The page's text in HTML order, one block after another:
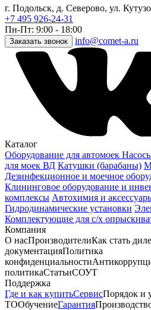
г. Подольск, д. Северово, ул.
+7 495 926-24-31
Пн-Пт: 9:00 - 18:00
Заказать звонок info@comet-a.ru
Каталог
Оборудование для автомоек
для моек ВД Катушки (барабаны)
Дезинфекционное и моечное
Клининговое оборудование и
комплексы Автохимия и
Гидродинамические установки
Комплектующие для с/х
Компания
О насПроизводителиКак стать
документацияПолитика
конфиденциальности
политикаСтатьиСОУТ
Поддержка
Где и как купитьСервисПорядок и
ТООбучениеГарантия